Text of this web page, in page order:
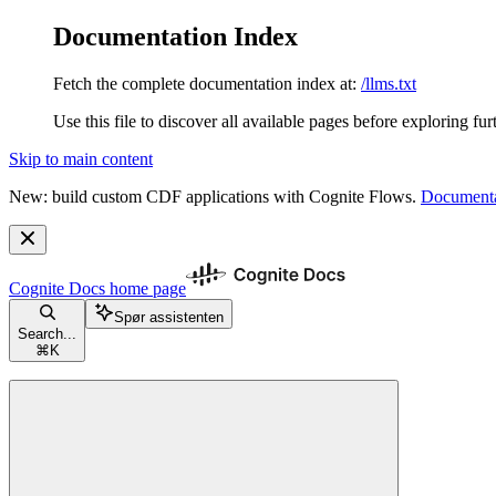
Documentation Index
Fetch the complete documentation index at: /llms.txt
Use this file to discover all available pages before exploring
Skip to main content
New: build custom CDF applications with Cognite Flows.
Cognite Docs home page
Search...
⌘ K
Spør assistenten